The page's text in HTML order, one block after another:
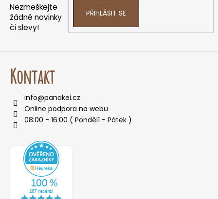
D
o
p
r
č
u
e
m
e
Nezmeškejte
žádné novinky
či slevy!
PŘIHLÁSIT SE
Kontakt
info@panakei.cz
Online podpora na webu
08:00 - 16:00 ( Pondělí - Pátek )